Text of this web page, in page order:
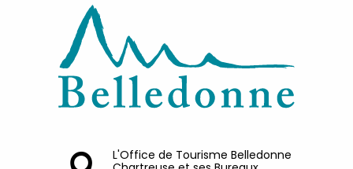
L'Office de Tourisme Belledonne